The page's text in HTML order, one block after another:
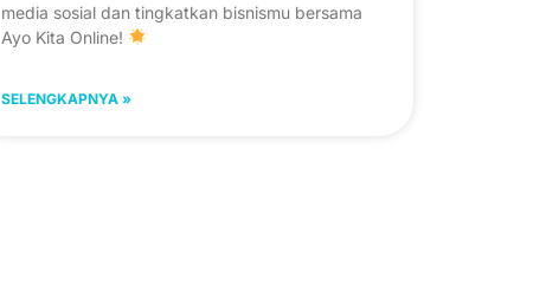
media sosial dan tingkatkan bisnismu bersama
Ayo Kita Online!
SELENGKAPNYA »